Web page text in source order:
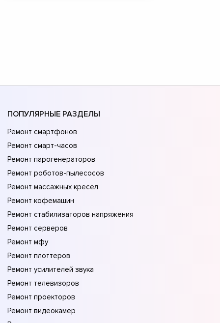
ПОПУЛЯРНЫЕ РАЗДЕЛЫ
Ремонт смартфонов
Ремонт смарт-часов
Ремонт парогенераторов
Ремонт роботов-пылесосов
Ремонт массажных кресел
Ремонт кофемашин
Ремонт стабилизаторов напряжения
Ремонт серверов
Ремонт мфу
Ремонт плоттеров
Ремонт усилителей звука
Ремонт телевизоров
Ремонт проекторов
Ремонт видеокамер